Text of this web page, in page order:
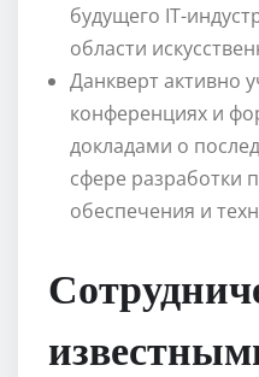
будущего IT-
области
Данкверт активно
конференциях и
докладами о
сфере разработки
обеспечения и